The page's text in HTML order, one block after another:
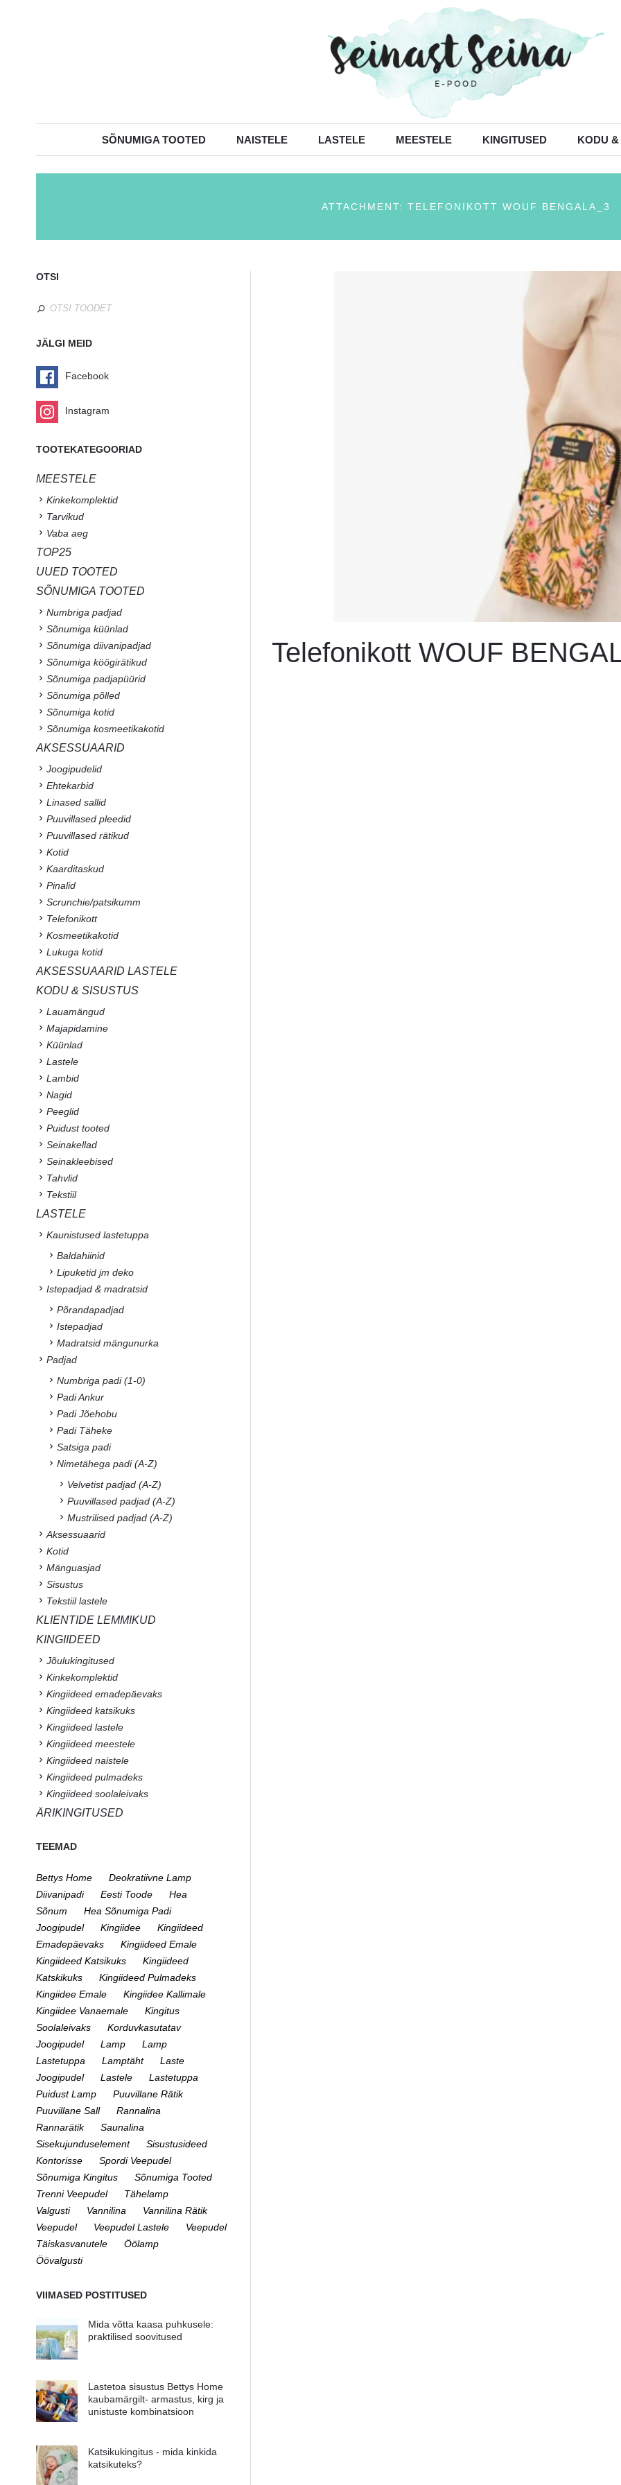
SÕNUMIGA TOOTED NAISTELE LASTELE MEESTELE KINGITUSED KODU &
ATTACHMENT: TELEFONIKOTT WOUF BENGALA_3
Telefonikott WOUF
OTSI
JÄLGI MEID
Facebook
Instagram
TOOTEKATEGOORIAD
MEESTELE
Kinkekomplektid
Tarvikud
Vaba aeg
TOP25
UUED TOOTED
SÕNUMIGA TOOTED
Numbriga padjad
Sõnumiga küünlad
Sõnumiga diivanipadjad
Sõnumiga köögirätikud
Sõnumiga padjapüürid
Sõnumiga põlled
Sõnumiga kotid
Sõnumiga kosmeetikakotid
AKSESSUAARID
Joogipudelid
Ehtekarbid
Linased sallid
Puuvillased pleedid
Puuvillased rätikud
Kotid
Kaarditaskud
Pinalid
Scrunchie/patsikumm
Telefonikott
Kosmeetikakotid
Lukuga kotid
AKSESSUAARID LASTELE
KODU & SISUSTUS
Lauamängud
Majapidamine
Küünlad
Lastele
Lambid
Nagid
Peeglid
Puidust tooted
Seinakellad
Seinakleebised
Tahvlid
Tekstiil
LASTELE
Kaunistused lastetuppa
Baldahiinid
Lipuketid jm deko
Istepadjad & madratsid
Põrandapadjad
Istepadjad
Madratsid mängunurka
Padjad
Numbriga padi (1-0)
Padi Ankur
Padi Jõehobu
Padi Täheke
Satsiga padi
Nimetähega padi (A-Z)
Velvetist padjad (A-Z)
Puuvillased padjad (A-Z)
Mustrilised padjad (A-Z)
Aksessuaarid
Kotid
Mänguasjad
Sisustus
Tekstiil lastele
KLIENTIDE LEMMIKUD
KINGIIDEED
Jõulukingitused
Kinkekomplektid
Kingiideed emadepäevaks
Kingiideed katsikuks
Kingiideed lastele
Kingiideed meestele
Kingiideed naistele
Kingiideed pulmadeks
Kingiideed soolaleivaks
ÄRIKINGITUSED
TEEMAD
Bettys Home
Deokratiivne Lamp
Diivanipadi
Eesti Toode
Hea
Sõnum
Hea Sõnumiga Padi
Joogipudel
Kingiidee
Kingiideed
Emadepäevaks
Kingiideed Emale
Kingiideed Katsikuks
Kingiideed
Katskikuks
Kingiideed Pulmadeks
Kingiidee Emale
Kingiidee Kallimale
Kingiidee Vanaemale
Kingitus
Soolaleivaks
Korduvkasutatav
Joogipudel
Lamp
Lamp
Lastetuppa
Lamptäht
Laste
Joogipudel
Lastele
Lastetuppa
Puidust Lamp
Puuvillane Rätik
Puuvillane Sall
Rannalina
Rannarätik
Saunalina
Sisekujunduselement
Sisustusideed
Kontorisse
Spordi Veepudel
Sõnumiga Kingitus
Sõnumiga Tooted
Trenni Veepudel
Tähelamp
Valgusti
Vannilina
Vannilina Rätik
Veepudel
Veepudel Lastele
Veepudel
Täiskasvanutele
Öölamp
Öövalgusti
VIIMASED POSTITUSED
Mida võtta kaasa puhkusele:
praktilised soovitused
Lastetoa sisustus Bettys Home
kaubamärgilt- armastus, kirg ja
unistuste kombinatsioon
Katsikukingitus - mida kinkida
katsikuteks?